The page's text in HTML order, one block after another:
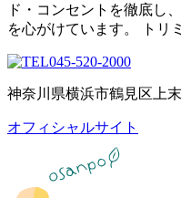
ド・コンセントを徹底し
を心がけています。 トリ
045-520-2000
神奈川県横浜市鶴見区上
オフィシャルサイト